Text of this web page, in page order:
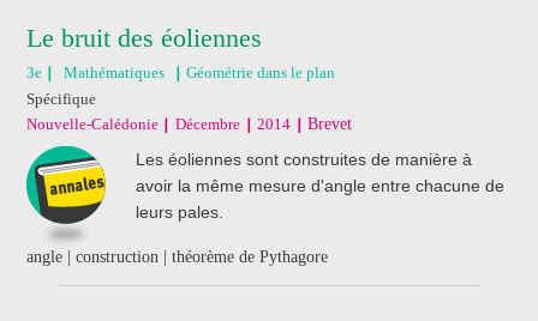
Le bruit des éoliennes
3e Mathématiques
Géométrie dans le plan
Spécifique
Nouvelle-Calédonie
Décembre 2014 Brevet
Les éoliennes sont construites de manière à
avoir la même mesure d'angle entre chacune de
leurs pales.
angle | construction | théorème de Pythagore